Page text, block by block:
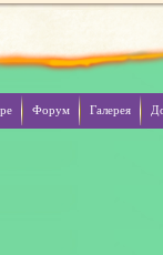
Форум Галерея